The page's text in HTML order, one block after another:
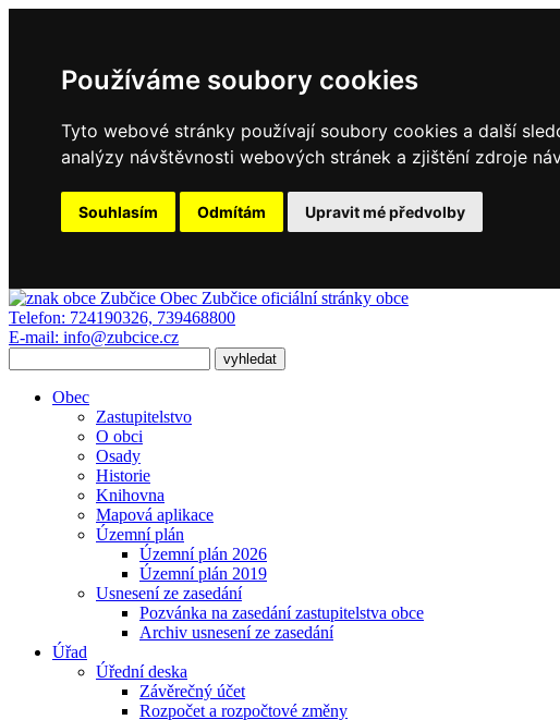
Používáme soubory cookies
Tyto webové stránky používají soubory cookies a další
analýzy návštěvnosti webových stránek a zjištění zdroje
Souhlasím Odmítám Upravit mé předvolby
Obec Zubčice oficiální stránky obce
Telefon: 724190326, 739468800
E-mail: info@zubcice.cz
Obec
Zastupitelstvo
O obci
Osady
Historie
Knihovna
Mapová aplikace
Územní plán
Územní plán 2026
Územní plán 2019
Usnesení ze zasedání
Pozvánka na zasedání zastupitelstva obce
Archiv usnesení ze zasedání
Úřad
Úřední deska
Závěrečný účet
Rozpočet a rozpočtové změny